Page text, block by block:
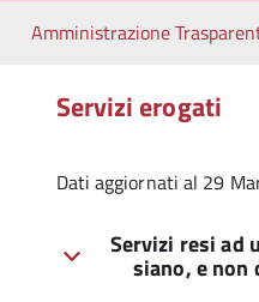
Amministrazione
Servizi erogati
Dati aggiornati al 29
Servizi resi ad
siano, e